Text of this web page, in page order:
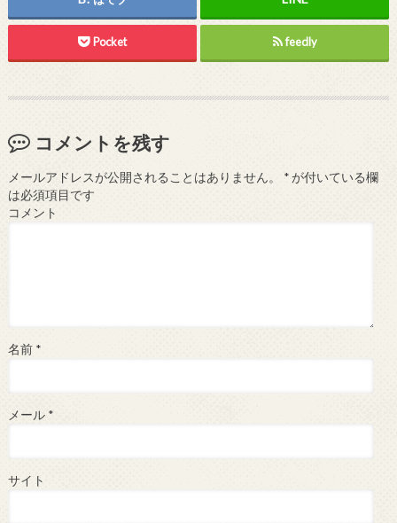
Pocket feedly
コメントを残す
メールアドレスが公開されることはありません。 *が付いている欄
は必須項目です
コメント
名前 *
メール *
サイト